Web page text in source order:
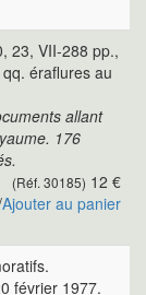
23, VII-288 pp.,
éraflures au
allant
176
(Réf. 30185) 12 €
Ajouter au panier
février 1977.